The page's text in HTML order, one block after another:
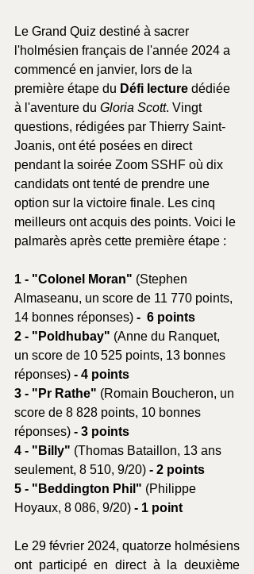
Le Grand Quiz destiné à sacrer
l'holmésien français de l'année 2024 a
commencé en janvier, lors de la
première étape du Défi lecture dédiée
à l'aventure du Gloria Scott. Vingt
questions, rédigées par Thierry Saint-
Joanis, ont été posées en direct
pendant la soirée Zoom SSHF où dix
candidats ont tenté de prendre une
option sur la victoire finale. Les cinq
meilleurs ont acquis des points. Voici le
palmarès après cette première étape :
1 - "Colonel Moran" (Stephen
Almaseanu, un score de 11 770 points,
14 bonnes réponses) -  6 points
2 - "Poldhubay" (Anne du Ranquet,
un score de 10 525 points, 13 bonnes
réponses) - 4 points
3 - "Pr Rathe" (Romain Boucheron, un
score de 8 828 points, 10 bonnes
réponses) - 3 points
4 - "Billy" (Thomas Bataillon, 13 ans
seulement, 8 510, 9/20) - 2 points
5 - "Beddington Phil" (Philippe
Hoyaux, 8 086, 9/20) - 1 point
Le 29 février 2024, quatorze holmésiens
ont participé en direct à la deuxième